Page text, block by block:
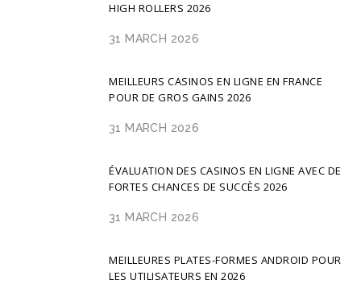
HIGH ROLLERS 2026
31 MARCH 2026
MEILLEURS CASINOS EN LIGNE EN FRANCE
POUR DE GROS GAINS 2026
31 MARCH 2026
ÉVALUATION DES CASINOS EN LIGNE AVEC DE
FORTES CHANCES DE SUCCÈS 2026
31 MARCH 2026
MEILLEURES PLATES-FORMES ANDROID POUR
LES UTILISATEURS EN 2026